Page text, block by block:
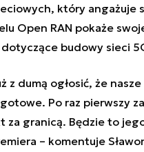
który angażuje
Open RAN pokaże
budowy sieci
z dumą ogłosić, że
Po raz pierwszy
za granicą. Będzie to
– komentuje